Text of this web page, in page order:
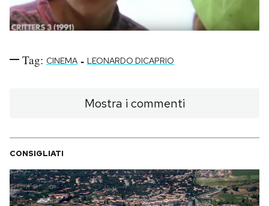
AREA PERSONALE
Area Personale
Notifiche mobile
Tag: CINEMA - LEONARDO DICAPRIO
Mostra i commenti
CONSIGLIATI